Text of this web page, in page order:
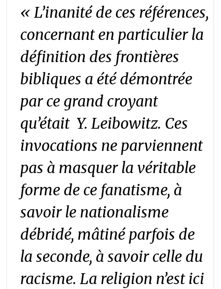
«L’inanité de ces références,
concernant en particulier la
définition des frontières
bibliques a été démontrée
par ce grand croyant
qu’était Y. Leibowitz. Ces
invocations ne parviennent
pas à masquer la véritable
forme de ce fanatisme, à
savoir le nationalisme
débridé, mâtiné parfois de
la seconde, à savoir celle du
racisme. La religion n’est ici